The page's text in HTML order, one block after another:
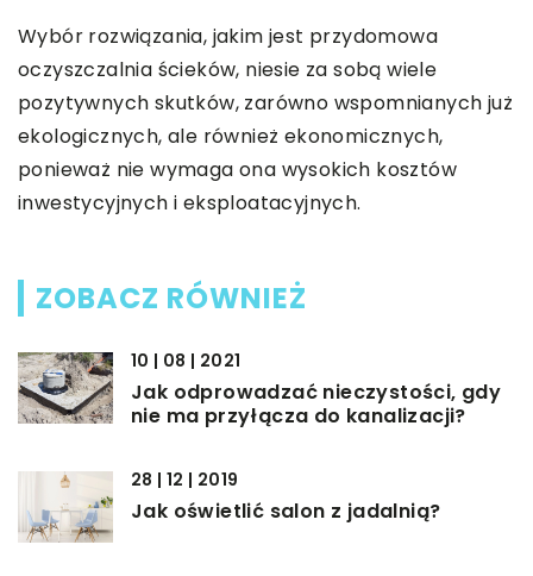
Wybór rozwiązania, jakim jest przydomowa
oczyszczalnia ścieków, niesie za sobą wiele
pozytywnych skutków, zarówno wspomnianych już
ekologicznych, ale również ekonomicznych,
ponieważ nie wymaga ona wysokich kosztów
inwestycyjnych i eksploatacyjnych.
ZOBACZ RÓWNIEŻ
10 | 08 | 2021
Jak odprowadzać nieczystości, gdy
nie ma przyłącza do kanalizacji?
28 | 12 | 2019
Jak oświetlić salon z jadalnią?